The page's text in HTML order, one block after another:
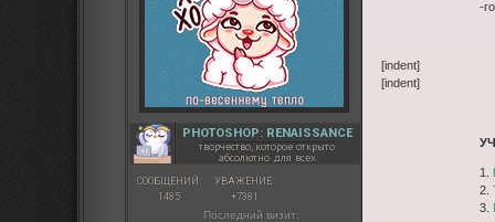
PHOTOSHOP: RENAISSANCE
творчество, которое открыто
абсолютно для всех
СООБЩЕНИЙ:
1485
УВАЖЕНИЕ:
+7381
Последний визит:
-
[indent]
[indent]
1.
2.
3.